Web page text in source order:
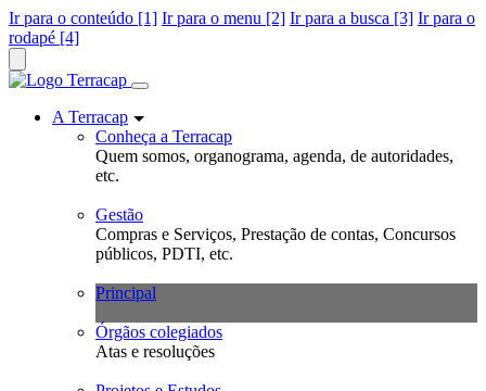
Ir para o conteúdo [1] Ir para o menu [2] Ir para a busca [3] Ir para o
rodapé [4]
A Terracap
Conheça a Terracap
Quem somos, organograma, agenda, de autoridades,
etc.
Gestão
Compras e Serviços, Prestação de contas, Concursos
públicos, PDTI, etc.
Principal
Órgãos colegiados
Atas e resoluções